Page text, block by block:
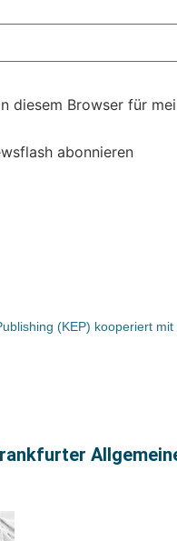
diesem Browser für
abonnieren